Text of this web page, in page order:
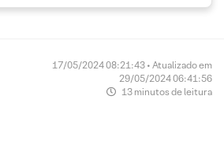
17/05/2024 08:21:43 • Atualizado em
29/05/2024 06:41:56
13 minutos de leitura